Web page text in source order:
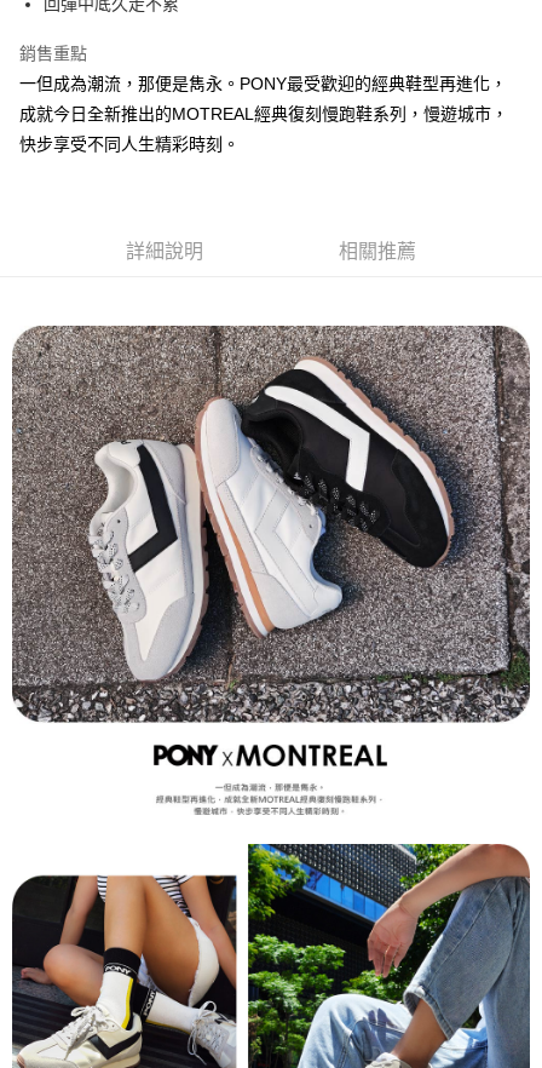
聯邦商業銀行
元大商業銀行
台新國際商業銀行
中國信託商業銀行
台灣樂天信用卡公司
Google Pay
全盈+PAY
AFTEE先享後付
相關說明
【關於「AFTEE先享後付」】
２．便利：只要手機號碼，簡訊認證，即可結帳。
３．安心：先確認商品／服務後，再付款。
１．於結帳方式選擇「AFTEE先享後付」後，將跳轉至「AFTEE先享後付」
結帳頁面，進行簡訊認證並確認金額後，即可完成結帳。
２．訂單成立數日內，您將收到繳費通知簡訊。
３．收到繳費通知簡訊後14天內，點擊此簡訊中的連結，可透過四大超商／
ATM／網路銀行／等多元方式進行付款，方視為交易完成。
※ 請注意：結帳手續完成當下不需立刻繳費，但若您需要取消訂單，請聯絡
購買商品的店家。未經商家同意取消之訂單仍視為有效，需透過AFTEE先享
後付繳納相關費用。
※ 交易是否成功請以「AFTEE先享後付 」之結帳頁面顯示為準，若有關於
是否繳費成功／繳費後需取消欲退款等相關疑問，請聯繫「AFTEE先享後付
客戶支援中心」 https://netprotections.freshdesk.com/support/home
【注意事項】
１．透過由恩沛科技股份有限公司提供之「AFTEE先享後付」服務完成之交
易，需依本服務之必要範圍內提供個人資料，並將交易相關給付款項請求債
權轉讓予恩沛科技股份有限公司。
２．關於個人資料處理事宜，請瀏覽以下網址：
https://aftee.tw/terms/#terms3
３．未成年的使用者請事先徵得法定代理人或監護人之同意方可使用
「AFTEE先享後付」，若未經同意申辦者引起之損失，本公司不負相關責
４．使用「AFTEE先享後付」時，將依據個別帳號之用戶狀況，依本公司即
時審查核予不同之上限額度；若仍有額度不足之情形，本公司將視審查結果
５．嚴禁一人註冊多個帳號或使用他人資訊註冊。若發現惡意使用之情形，
恩沛科技股份有限公司將有權停止該用戶之使用額度並採取法律行動。
每筆NT$120，滿NT$1,500(含以上)免運費
銷售重點
一但成為潮流，那便是雋永。PONY最受歡迎的經典鞋型再進化，
成就今日全新推出的MOTREAL經典復刻慢跑鞋系列，慢遊城市，
快步享受不同人生精彩時刻。
詳細說明 相關推薦